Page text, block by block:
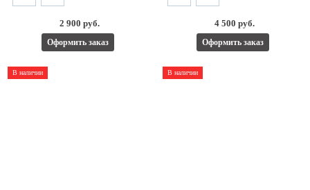
2 900 руб.
Оформить заказ
4 500 руб.
Оформить заказ
В наличии В наличии